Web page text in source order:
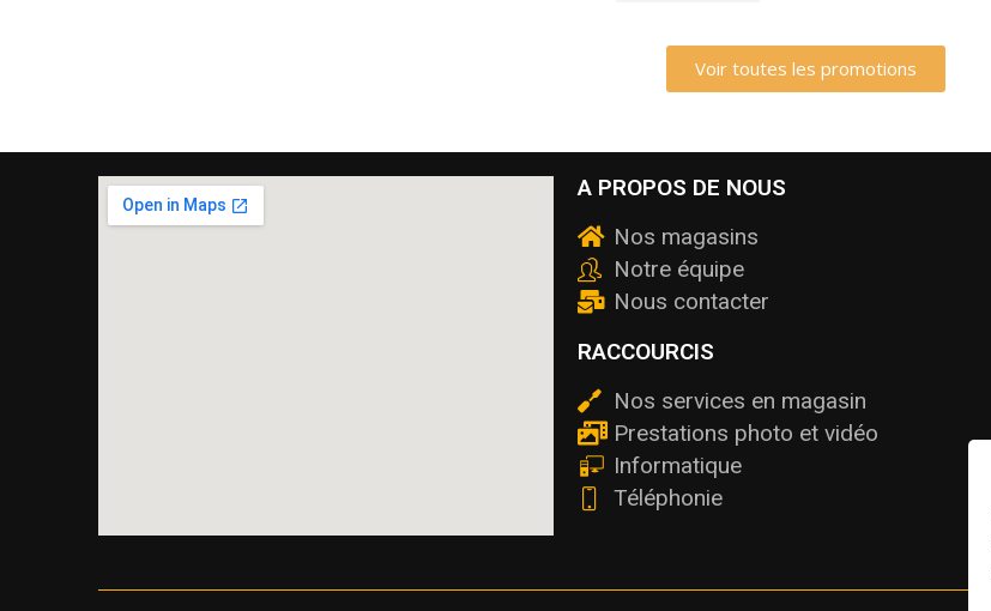
Voir toutes les promotions
A PROPOS DE NOUS
Nos magasins
Notre équipe
Nous contacter
RACCOURCIS
Nos services en magasin
Prestations photo et vidéo
Informatique
Téléphonie